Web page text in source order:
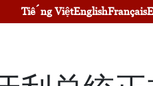
Tiếng ViệtEnglishFrançais